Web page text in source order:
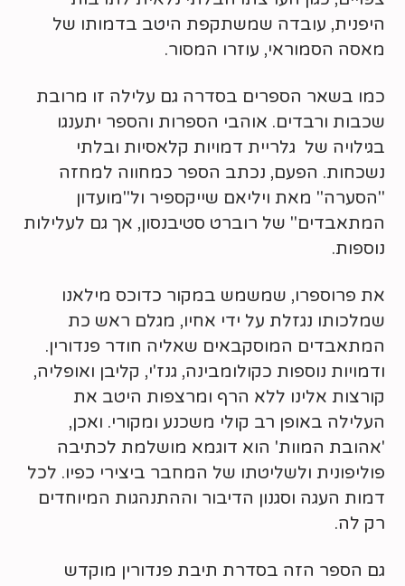
היפנית, עובדה שמשתקפת היטב בדמותו של
מאסה הסמוראי, עוזרו המסור.
כמו בשאר הספרים בסדרה גם עלילה זו מרובת
שכבות ורבדים. אוהבי הספרות והספר יתענגו
בגילויה של גלריית דמויות קלאסיות ובלתי
נשכחות. הפעם, נכתב הספר כמחווה למחזה
"הסערה" מאת ויליאם שייקספיר ול"מועדון
המתאבדים" של רוברט סטיבנסון, אך גם לעלילות
נוספות.
את פרוספרו, שמשמש במקור כדוכס מילאנו
שמלכותו נגזלת על ידי אחיו, מגלם ראש כת
המתאבדים המוסקבאים שאליה חודר פנדורין.
ודמויות נוספות כקולומבינה, גנז'י, קליבן ואופליה,
קורצות אלינו ללא הרף ומרצפות היטב את
העלילה באופן רב קולי משכנע ומקורי. ואכן,
'אהובת המוות' הוא דוגמא מושלמת לכתיבה
פוליפונית ולשליטתו של המחבר ביצירי כפיו. לכל
דמות העגה וסגנון הדיבור וההתנהגות המיוחדים
רק לה.
גם הספר הזה בסדרת תיבת פנדורין מוקדש